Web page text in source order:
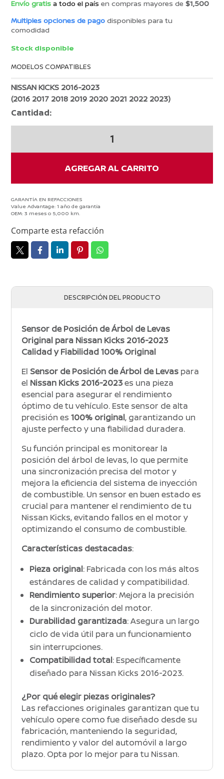
$310.94.$282.67.
Envío gratis a todo el paísen compras mayores de$1,500
Multiples opciones de pagodisponibles para tu
comodidad
Stock disponible
MODELOS COMPATIBLES
NISSAN KICKS 2016-2023
(2016 2017 2018 2019 2020 2021 2022 2023)
Cantidad:
Posicion
Levas
KICKS
2023
cantidad
AGREGAR AL CARRITO
GARANTÍA EN REFACCIONES
Value Advantage: 1 año de garantía
OEM: 3 meses o 5,000 km.
Comparte esta refacción
DESCRIPCIÓN DEL PRODUCTO
Sensor de Posición de Árbol de Levas
Original para Nissan Kicks 2016-2023
Calidad y Fiabilidad 100% Original
El Sensor de Posición de Árbol de Levas para
el Nissan Kicks 2016-2023es una pieza
esencial para asegurar el rendimiento
óptimo de tu vehículo. Este sensor de alta
precisión es100% original, garantizando un
ajuste perfecto y una fiabilidad duradera.
Su función principal es monitorear la
posición del árbol de levas, lo que permite
una sincronización precisa del motor y
mejora la eficiencia del sistema de inyección
de combustible. Un sensor en buen estado es
crucial para mantener el rendimiento de tu
Nissan Kicks, evitando fallos en el motor y
optimizando el consumo de combustible.
Características destacadas:
Pieza original: Fabricada con los más altos
estándares de calidad y compatibilidad.
Rendimiento superior: Mejora la precisión
de la sincronización del motor.
Durabilidad garantizada: Asegura un largo
ciclo de vida útil para un funcionamiento
sin interrupciones.
Compatibilidad total: Específicamente
diseñado para Nissan Kicks 2016-2023.
¿Por qué elegir piezas originales?
Las refacciones originales garantizan que tu
vehículo opere como fue diseñado desde su
fabricación, manteniendo la seguridad,
rendimiento y valor del automóvil a largo
plazo. Opta por lo mejor para tu Nissan.